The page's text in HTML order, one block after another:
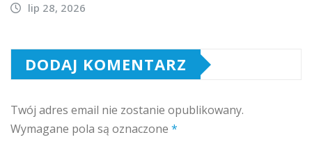
lip 28, 2026
DODAJ KOMENTARZ
Twój adres email nie zostanie opublikowany.
Wymagane pola są oznaczone *